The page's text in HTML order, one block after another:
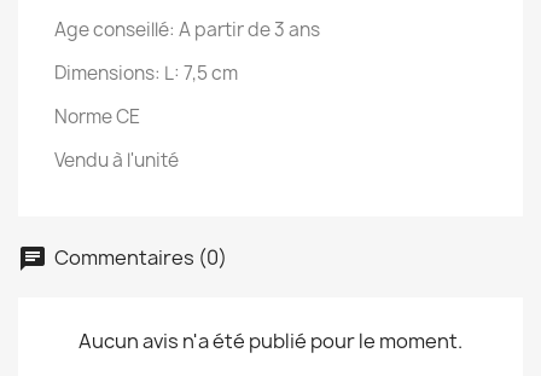
Age conseillé: A partir de 3 ans
Dimensions: L: 7,5 cm
Norme CE
Vendu à l'unité
Commentaires (0)
Aucun avis n'a été publié pour le moment.